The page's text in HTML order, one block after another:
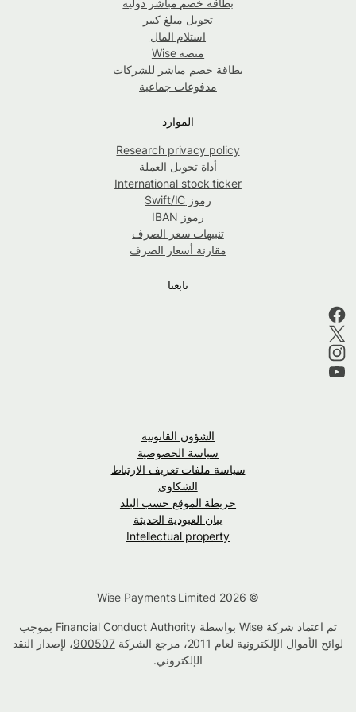
تحويل مبلغ كبير
استلام المال
منصة Wise
بطاقة خصم مباشر للشركات
مدفوعات جماعية
الموارد
Research privacy policy
أداة تحويل العملة
International stock ticker
رموز Swift/IC
رموز IBAN
تنبيهات سعر الصرف
مقارنة أسعار الصرف
تابعنا
الشؤون القانونية
سياسة الخصوصية
سياسة ملفات تعريف الارتباط
الشكاوى
خريطة الموقع حسب البلد
بيان العبودية الحديثة
Intellectual property
تم اعتماد شركة Wise بواسطة Financial Conduct Authority بموجب
لوائح الأموال الإلكترونية لعام 2011، مرجع الشركة
900507، لإصدار النقد
الإلكتروني.